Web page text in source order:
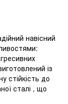
навісний
із
стійкість до
сталі , що